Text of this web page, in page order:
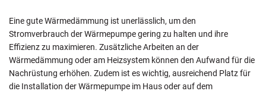
Eine gute Wärmedämmung ist unerlässlich, um den
Stromverbrauch der Wärmepumpe gering zu halten und ihre
Effizienz zu maximieren. Zusätzliche Arbeiten an der
Wärmedämmung oder am Heizsystem können den Aufwand für die
Nachrüstung erhöhen. Zudem ist es wichtig, ausreichend Platz für
die Installation der Wärmepumpe im Haus oder auf dem